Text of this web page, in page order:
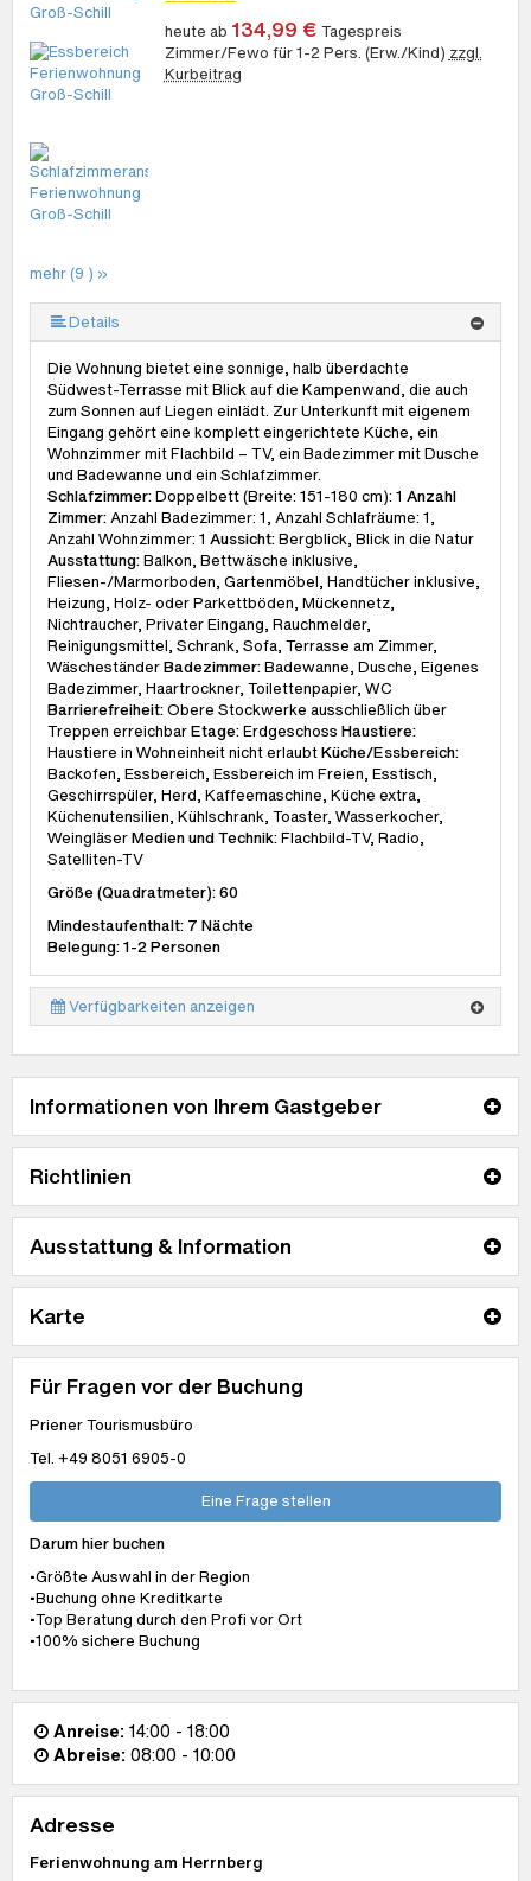
mehr (9 ) »
mehr (9 ) »
mehr (9 ) »
mehr (9 ) »
mehr (9 ) »
mehr (9 ) »
heute ab 134,99 € Tagespreis
Zimmer/Fewo für 1-2 Pers. (Erw./Kind) zzgl.
Kurbeitrag
Details
Die Wohnung bietet eine sonnige, halb überdachte
Südwest-Terrasse mit Blick auf die Kampenwand, die auch
zum Sonnen auf Liegen einlädt. Zur Unterkunft mit eigenem
Eingang gehört eine komplett eingerichtete Küche, ein
Wohnzimmer mit Flachbild – TV, ein Badezimmer mit Dusche
und Badewanne und ein Schlafzimmer.
Schlafzimmer:Doppelbett (Breite: 151-180 cm): 1 Anzahl
Zimmer:Anzahl Badezimmer: 1, Anzahl Schlafräume: 1,
Anzahl Wohnzimmer: 1 Aussicht:Bergblick, Blick in die Natur
Ausstattung:Balkon, Bettwäsche inklusive,
Fliesen-/Marmorboden, Gartenmöbel, Handtücher inklusive,
Heizung, Holz- oder Parkettböden, Mückennetz,
Nichtraucher, Privater Eingang, Rauchmelder,
Reinigungsmittel, Schrank, Sofa, Terrasse am Zimmer,
WäscheständerBadezimmer:Badewanne, Dusche, Eigenes
Badezimmer, Haartrockner, Toilettenpapier, WC
Barrierefreiheit:Obere Stockwerke ausschließlich über
Treppen erreichbarEtage:Erdgeschoss Haustiere:
Haustiere in Wohneinheit nicht erlaubtKüche/Essbereich:
Backofen, Essbereich, Essbereich im Freien, Esstisch,
Geschirrspüler, Herd, Kaffeemaschine, Küche extra,
Küchenutensilien, Kühlschrank, Toaster, Wasserkocher,
WeingläserMedien und Technik:Flachbild-TV, Radio,
Satelliten-TV
Größe (Quadratmeter): 60
Mindestaufenthalt: 7 Nächte
Belegung: 1-2 Personen
Verfügbarkeiten anzeigen
Informationen von Ihrem Gastgeber
Richtlinien
Ausstattung & Information
Karte
Für Fragen vor der Buchung
Priener Tourismusbüro
Tel. +49 8051 6905-0
Eine Frage stellen
Darum hier buchen
•Größte Auswahl in der Region
•Buchung ohne Kreditkarte
•Top Beratung durch den Profi vor Ort
•100% sichere Buchung
Anreise: 14:00 - 18:00
Abreise: 08:00 - 10:00
Adresse
Ferienwohnung am Herrnberg